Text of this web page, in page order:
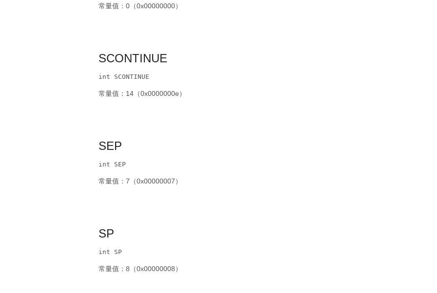
常量值：0（0x00000000）
SCONTINUE
int SCONTINUE
常量值：14（0x0000000e）
SEP
int SEP
常量值：7（0x00000007）
SP
int SP
常量值：8（0x00000008）